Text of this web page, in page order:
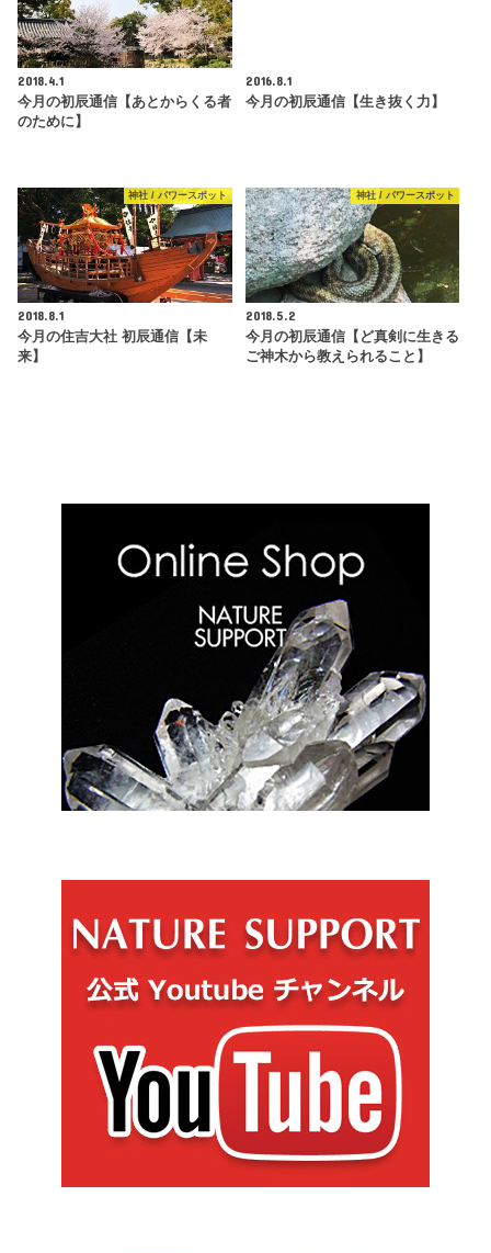
2018.4.1
今月の初辰通信【あとからくる者
のために】
2016.8.1
今月の初辰通信【生き抜く力】
神社 / パワースポット
2018.8.1
今月の住吉大社 初辰通信【未
来】
神社 / パワースポット
2018.5.2
今月の初辰通信【ど真剣に生きる
ご神木から教えられること】